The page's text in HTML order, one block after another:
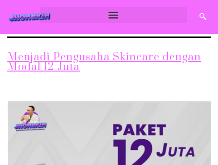
Menjadi Pengusaha Skincare dengan
Modal 12 Juta